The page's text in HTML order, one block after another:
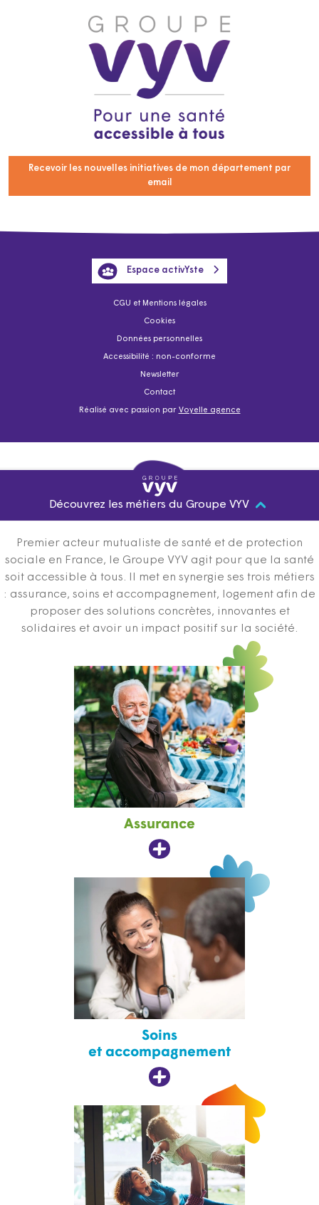
Recevoir les nouvelles initiatives de mon département par
email
CGU et Mentions légales
Cookies
Données personnelles
Accessibilité : non-conforme
Newsletter
Contact
Réalisé avec passion par Voyelle agence
Espace activYste
Découvrez les métiers du Groupe VYV
Premier acteur mutualiste de santé et de protection
sociale en France, le Groupe VYV agit pour que la santé
soit accessible à tous. Il met en synergie ses trois métiers
: assurance, soins et accompagnement, logement afin de
proposer des solutions concrètes, innovantes et
solidaires et avoir un impact positif sur la société.
Assurance
Soins
et accompagnement